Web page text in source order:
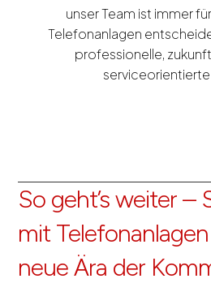
unser Team ist immer
Telefonanlagen
professionelle,
So geht’s weiter –
mit
neue Ära der